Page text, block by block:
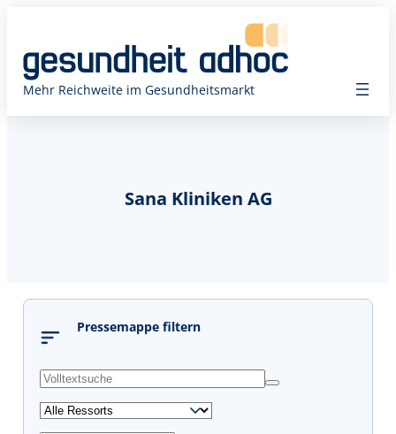
Mehr Reichweite im Gesundheitsmarkt
Sana Kliniken AG
Pressemappe filtern
s